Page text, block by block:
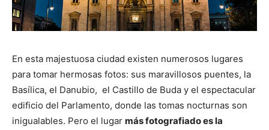
En esta majestuosa ciudad existen numerosos lugares
para tomar hermosas fotos: sus maravillosos puentes, la
Basílica, el Danubio, el Castillo de Buda y el espectacular
edificio del Parlamento, donde las tomas nocturnas son
inigualables. Pero el lugar más fotografiado es la